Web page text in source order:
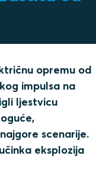
opremu od
impulsa na
ljestvicu
scenarije.
eksplozija